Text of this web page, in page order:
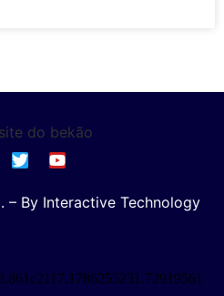
By Interactive Technology